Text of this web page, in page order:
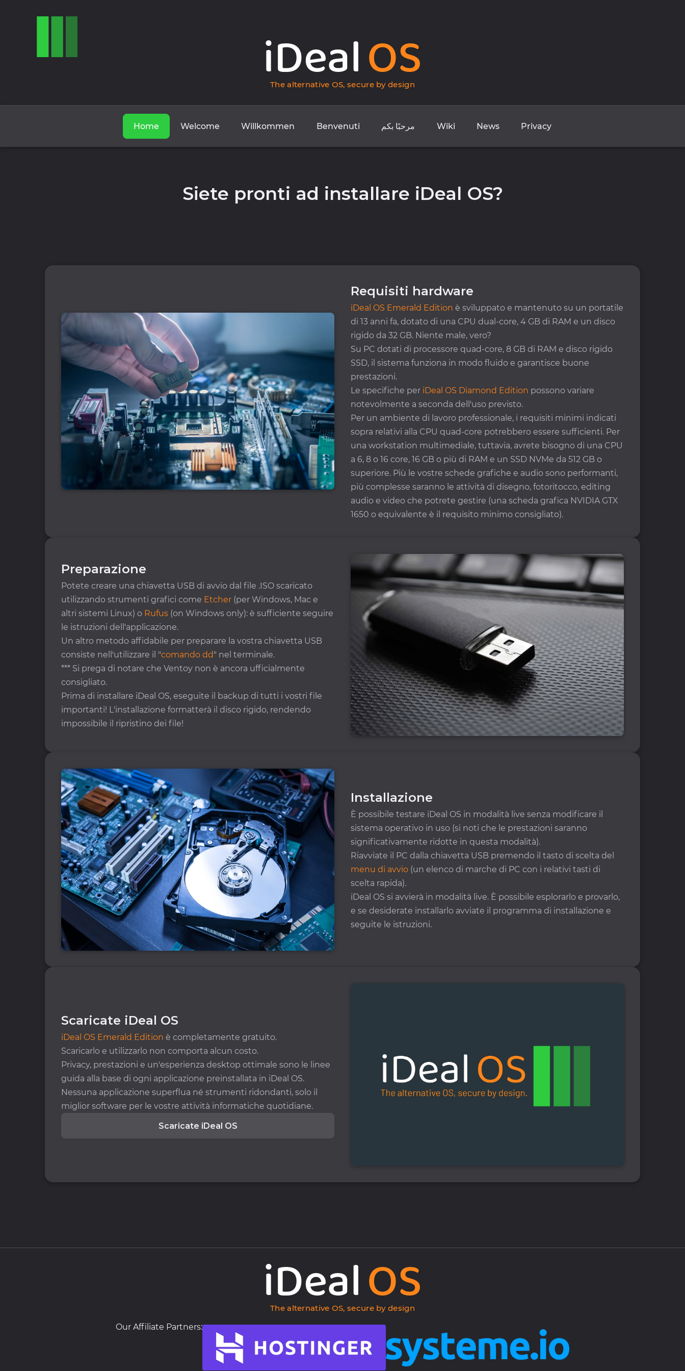
iDealOS
The alternative OS, secure by design
Home Welcome Willkommen Benvenuti مرحبًا بكم Wiki News Privacy
Siete pronti ad installare iDeal OS?
Requisiti hardware
iDeal OS Emerald Edition è sviluppato e mantenuto su un portatile
di 13 anni fa, dotato di una CPU dual-core, 4 GB di RAM e un disco
rigido da 32 GB. Niente male, vero?
Su PC dotati di processore quad-core, 8 GB di RAM e disco rigido
SSD, il sistema funziona in modo fluido e garantisce buone
prestazioni.
Le specifiche per iDeal OS Diamond Edition possono variare
notevolmente a seconda dell'uso previsto.
Per un ambiente di lavoro professionale, i requisiti minimi indicati
sopra relativi alla CPU quad-core potrebbero essere sufficienti. Per
una workstation multimediale, tuttavia, avrete bisogno di una CPU
a 6, 8 o 16 core, 16 GB o più di RAM e un SSD NVMe da 512 GB o
superiore. Più le vostre schede grafiche e audio sono performanti,
più complesse saranno le attività di disegno, fotoritocco, editing
audio e video che potrete gestire (una scheda grafica NVIDIA GTX
1650 o equivalente è il requisito minimo consigliato).
Preparazione
Potete creare una chiavetta USB di avvio dal file .ISO scaricato
utilizzando strumenti grafici come Etcher (per Windows, Mac e
altri sistemi Linux) o Rufus (on Windows only): è sufficiente seguire
le istruzioni dell'applicazione.
Un altro metodo affidabile per preparare la vostra chiavetta USB
consiste nell'utilizzare il "comando dd" nel terminale.
*** Si prega di notare che Ventoy non è ancora ufficialmente
consigliato.
Prima di installare iDeal OS, eseguite il backup di tutti i vostri file
importanti! L'installazione formatterà il disco rigido, rendendo
impossibile il ripristino dei file!
Installazione
È possibile testare iDeal OS in modalità live senza modificare il
sistema operativo in uso (si noti che le prestazioni saranno
significativamente ridotte in questa modalità).
Riavviate il PC dalla chiavetta USB premendo il tasto di scelta del
menu di avvio (un elenco di marche di PC con i relativi tasti di
scelta rapida).
iDeal OS si avvierà in modalità live. È possibile esplorarlo e provarlo,
e se desiderate installarlo avviate il programma di installazione e
seguite le istruzioni.
Scaricate iDeal OS
iDeal OS Emerald Edition è completamente gratuito.
Scaricarlo e utilizzarlo non comporta alcun costo.
Privacy, prestazioni e un'esperienza desktop ottimale sono le linee
guida alla base di ogni applicazione preinstallata in iDeal OS.
Nessuna applicazione superflua né strumenti ridondanti, solo il
miglior software per le vostre attività informatiche quotidiane.
Scaricate iDeal OS
iDealOS
The alternative OS, secure by design
Our Affiliate Partners: